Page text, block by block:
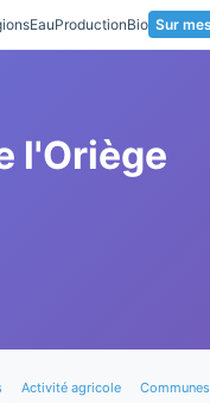
EauProductionBio Sur
l'Oriège
Activité agricole Communes